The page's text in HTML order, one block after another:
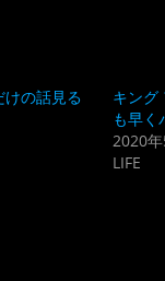
けの話見る
キング
も早く
2020
LIFE